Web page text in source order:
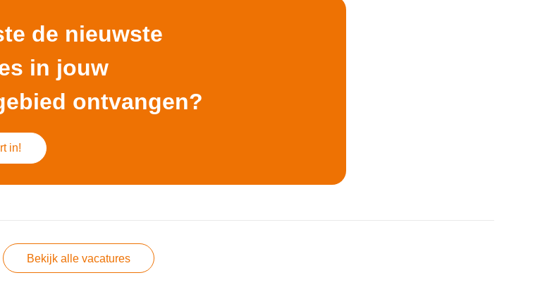
de nieuwste
in jouw
ontvangen?
in!
Bekijk alle vacatures